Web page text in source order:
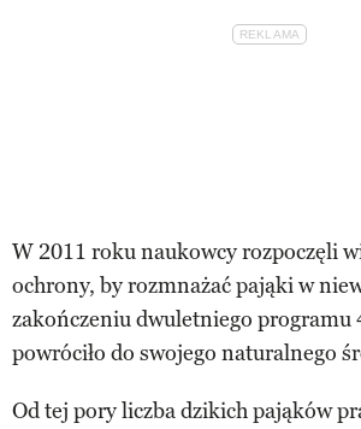
W 2011 roku naukowcy rozpoczęli
ochrony, by rozmnażać pająki w
zakończeniu dwuletniego programu
powróciło do swojego naturalnego
Od tej pory liczba dzikich pająków